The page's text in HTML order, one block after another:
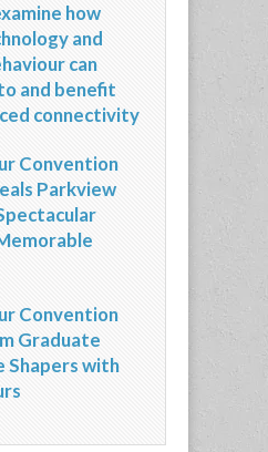
how
and
can
and benefit
connectivity
Convention
Parkview
Convention
Graduate
Shapers with